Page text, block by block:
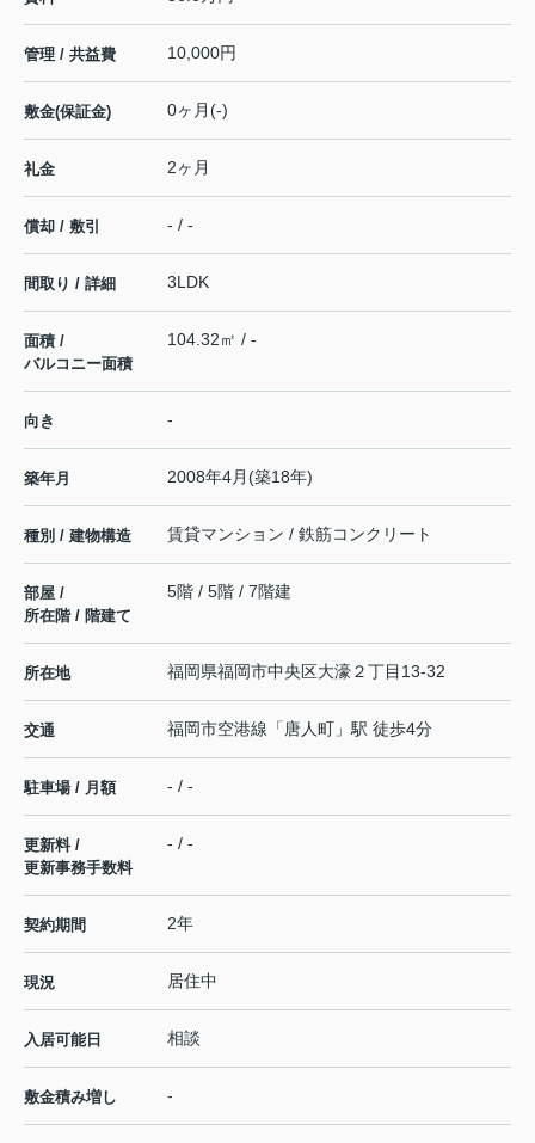
管理 / 共益費 10,000円
敷金(保証金) 0ヶ月(-)
礼金 2ヶ月
償却 / 敷引 - / -
間取り / 詳細 3LDK
面積 /
バルコニー面積
104.32㎡ / -
向き -
築年月 2008年4月(築18年)
種別 / 建物構造 賃貸マンション / 鉄筋コンクリート
部屋 /
所在階 / 階建て
5階 / 5階 / 7階建
所在地 福岡県福岡市中央区大濠２丁目13-32
交通 福岡市空港線 「 唐人町 」駅 徒歩4分
駐車場 / 月額 - / -
更新料 /
更新事務手数料
- / -
契約期間 2年
現況 居住中
入居可能日 相談
敷金積み増し -